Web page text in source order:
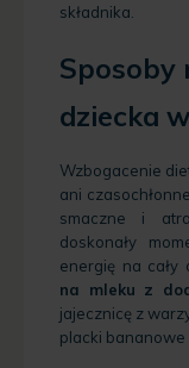
składnika.
Sposoby
dziecka
Wzbogacenie
ani
smaczne i
doskonały
energię na cały
na mleku z
jajecznicę z
placki bananowe